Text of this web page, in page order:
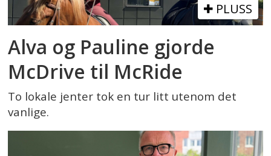
PLUSS
Alva og Pauline gjorde
McDrive til McRide
To lokale jenter tok en tur litt utenom det
vanlige.